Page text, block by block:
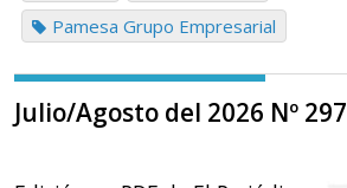
Pamesa Grupo Empresarial
Julio/Agosto del 2026 Nº 297